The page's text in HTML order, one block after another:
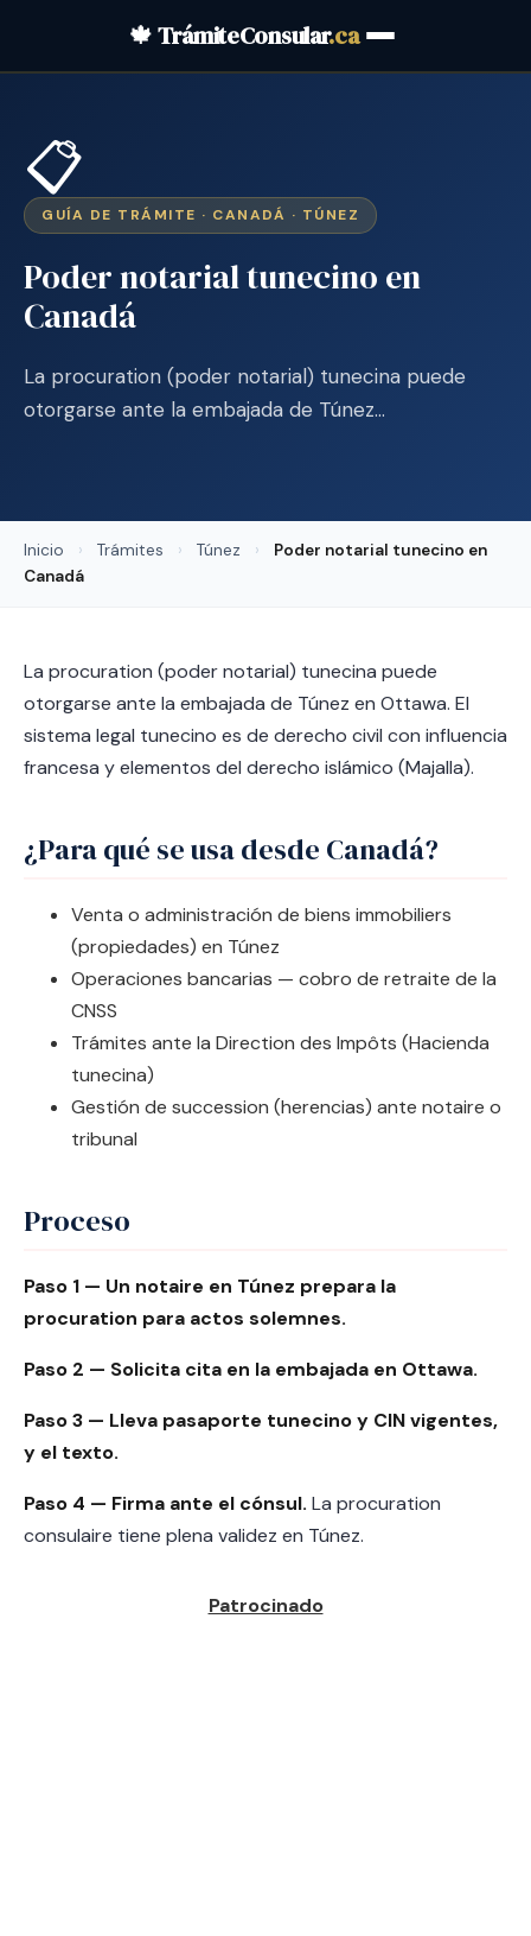
🍁 TrámiteConsular.ca
📋
GUÍA DE TRÁMITE · CANADÁ · TÚNEZ
Poder notarial tunecino en
Canadá
La procuration (poder notarial) tunecina puede
otorgarse ante la embajada de Túnez…
Inicio › Trámites › Túnez ›
Poder notarial tunecino en
Canadá
La procuration (poder notarial) tunecina puede
otorgarse ante la embajada de Túnez en Ottawa. El
sistema legal tunecino es de derecho civil con influencia
francesa y elementos del derecho islámico (Majalla).
¿Para qué se usa desde Canadá?
Venta o administración de biens immobiliers
(propiedades) en Túnez
Operaciones bancarias — cobro de retraite de la
CNSS
Trámites ante la Direction des Impôts (Hacienda
tunecina)
Gestión de succession (herencias) ante notaire o
tribunal
Proceso
Paso 1 — Un notaire en Túnez prepara la
procuration para actos solemnes.
Paso 2 — Solicita cita en la embajada en Ottawa.
Paso 3 — Lleva pasaporte tunecino y CIN vigentes,
y el texto.
Paso 4 — Firma ante el cónsul. La procuration
consulaire tiene plena validez en Túnez.